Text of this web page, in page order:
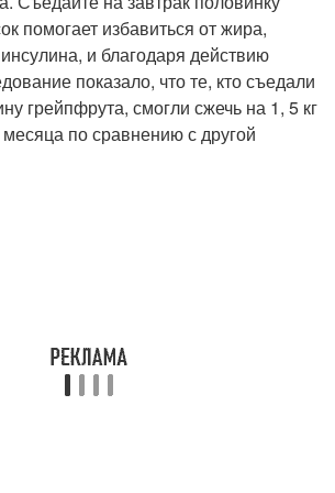
помогает избавиться от жира,
и благодаря действию
показало, что те, кто съедали
грейпфрута, смогли сжечь на 1, 5 кг
по сравнению с другой